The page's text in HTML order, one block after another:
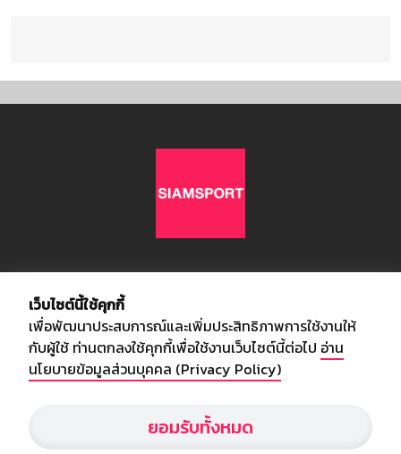
อัพเดทข่าวสารวงการกีฬา ฟุตบอล ผลบอล ผลฟุตบอลทั่วโลก ฟรีเมียร์
ลีก ไทยลีก ฟุตบอลโลก ยูฟ่าแซมเปี้ยนส์ลีก พร้อมทั้งวิเคราะห์บอล จาก
สยามกีฬา สตาร์ชอคเก้อร์ สปอร์ตพูล
เว็บไซต์นี้ใช้คุกกี้
เพื่อพัฒนาประสบการณ์และเพิ่มประสิทธิภาพการใช้งานให้
กับผู้ใช้ ท่านตกลงใช้คุกกี้เพื่อใช้งานเว็บไซต์นี้ต่อไป อ่าน
นโยบายข้อมูลส่วนบุคคล (Privacy Policy)
ยอมรับทั้งหมด